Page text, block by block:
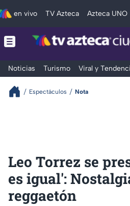
en vivo TV Azteca Azteca UNO
Noticias Turismo Viral y
Espectáculos Nota
Leo Torrez se
es igual':
reggaetón